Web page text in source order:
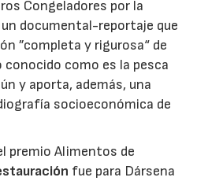
Congeladores por la
documental-reportaje que
”completa y rigurosa“ de
como es la pesca
y aporta, además, una
socioeconómica de
premio Alimentos de
fue para Dársena